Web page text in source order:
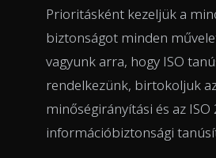
Prioritásként kezeljük a
biztonságot minden
vagyunk arra, hogy ISO
rendelkezünk, birtokoljuk
minőségirányítási és az
információbiztonsági